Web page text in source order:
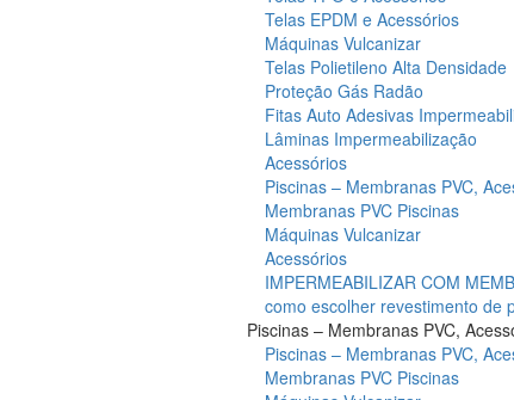
Telas EPDM e Acessórios
Máquinas Vulcanizar
Telas Polietileno Alta Densidade
Proteção Gás Radão
Fitas Auto Adesivas
Lâminas Impermeabilização
Acessórios
Piscinas – Membranas PVC,
Membranas PVC Piscinas
Máquinas Vulcanizar
Acessórios
IMPERMEABILIZAR COM
como escolher revestimento de
Piscinas – Membranas PVC,
Piscinas – Membranas PVC,
Membranas PVC Piscinas